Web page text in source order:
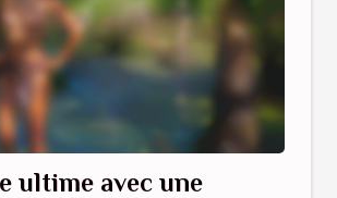
ultime avec une